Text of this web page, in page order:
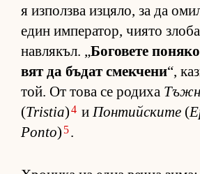
я из­пол­зва из­ця­ло, за да
един им­пе­ра­тор, чи­ято
нав­ля­къл. „Бо­го­вете
вят да бъ­дат смек­чени“,
той. От това се ро­диха
(Tristia)4 и Понтийските (
Ponto) 5.